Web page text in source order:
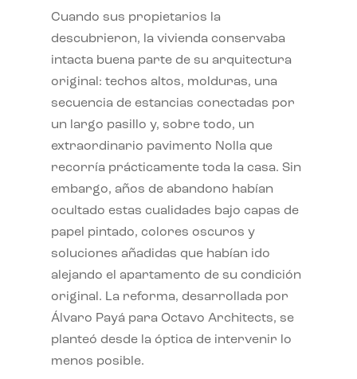
Cuando sus propietarios la
descubrieron, la vivienda conservaba
intacta buena parte de su arquitectura
original: techos altos, molduras, una
secuencia de estancias conectadas por
un largo pasillo y, sobre todo, un
extraordinario pavimento Nolla que
recorría prácticamente toda la casa. Sin
embargo, años de abandono habían
ocultado estas cualidades bajo capas de
papel pintado, colores oscuros y
soluciones añadidas que habían ido
alejando el apartamento de su condición
original. La reforma, desarrollada por
Álvaro Payá para Octavo Architects, se
planteó desde la óptica de intervenir lo
menos posible.